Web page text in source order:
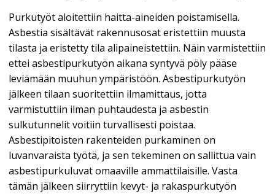
Purkutyöt aloitettiin haitta-aineiden poistamisella.
Asbestia sisältävät rakennusosat eristettiin muusta
tilasta ja eristetty tila alipaineistettiin. Näin varmistettiin
ettei asbestipurkutyön aikana syntyvä pöly pääse
leviämään muuhun ympäristöön. Asbestipurkutyön
jälkeen tilaan suoritettiin ilmamittaus, jotta
varmistuttiin ilman puhtaudesta ja asbestin
sulkutunnelit voitiin turvallisesti poistaa.
Asbestipitoisten rakenteiden purkaminen on
luvanvaraista työtä, ja sen tekeminen on sallittua vain
asbestipurkuluvat omaaville ammattilaisille. Vasta
tämän jälkeen siirryttiin kevyt- ja rakaspurkutyön